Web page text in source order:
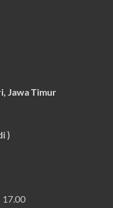
Jawa Timur
)
17.00